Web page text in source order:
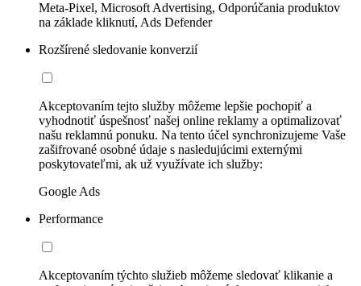
Meta-Pixel, Microsoft Advertising, Odporúčania produktov
na základe kliknutí, Ads Defender
Rozšírené sledovanie konverzií
Akceptovaním tejto služby môžeme lepšie pochopiť a
vyhodnotiť úspešnosť našej online reklamy a optimalizovať
našu reklamnú ponuku. Na tento účel synchronizujeme Vaše
zašifrované osobné údaje s nasledujúcimi externými
poskytovateľmi, ak už využívate ich služby:
Google Ads
Performance
Akceptovaním týchto služieb môžeme sledovať klikanie a